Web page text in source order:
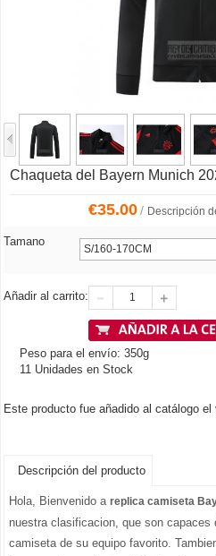
Chaqueta del Bayern Munich
€35.00/ Descripción
Tamano
Añadir al carrito:
Peso para el envío: 350g
11 Unidades en Stock
Este producto fue añadido al catálogo
Descripción del producto
Hola, Bienvenido a replica camiseta
nuestra clasificacion, que son capaces
camiseta de su equipo favorito.